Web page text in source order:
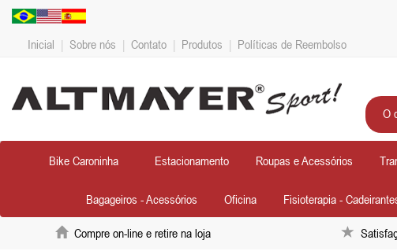
Inicial | Sobre nós | Contato | Produtos | Políticas de Reembolso
Bike Caroninha Estacionamento Roupas e Acessórios
Bagageiros - Acessórios Oficina Fisioterapia -
Compre on-line e retire na loja